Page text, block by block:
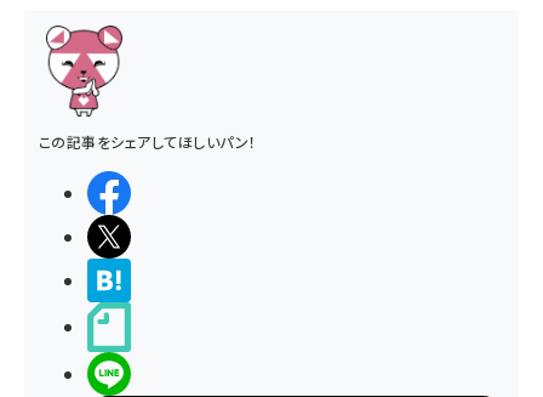
この記事をシェアしてほしいパン！